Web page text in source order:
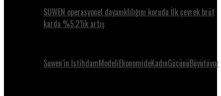
SUWEN operasyonel dayanıklılığını korudu İlk çeyrek brüt
karda %5.2’lik artış
Suwen’in İstihdamModeliEkonomideKadınGücünüBüyütüyor